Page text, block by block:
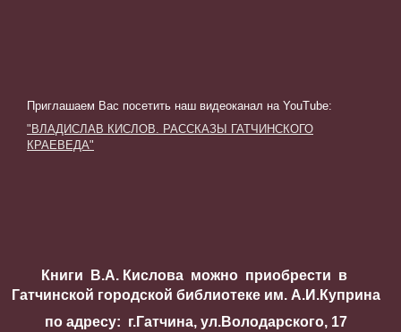
Приглашаем Вас посетить наш видеоканал на YouTube:
"ВЛАДИСЛАВ КИСЛОВ. РАССКАЗЫ ГАТЧИНСКОГО
КРАЕВЕДА"
Книги В.А. Кислова можно приобрести в
Гатчинской городской библиотеке им. А.И.Куприна
по адресу: г.Гатчина, ул.Володарского, 17